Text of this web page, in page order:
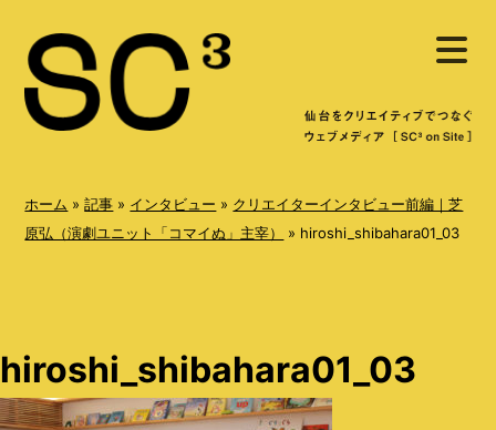
e
n
メ
ニ
を
開
く
ホーム »記事 » インタビュー » クリエイターインタビュー前編｜芝
原弘（演劇ユニット「コマイぬ」主宰）
» hiroshi_shibahara01_03
hiroshi_shibahara01_03